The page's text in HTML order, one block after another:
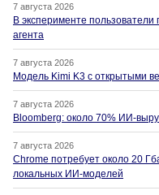
7 августа 2026
В эксперименте
агента
7 августа 2026
Модель Kimi K3 с открытыми
7 августа 2026
Bloomberg: около 70% ИИ-
7 августа 2026
Chrome потребует около 20
локальных ИИ-моделей